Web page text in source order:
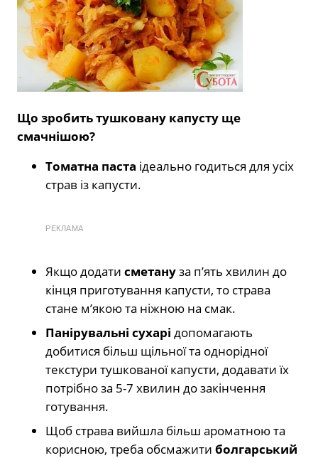
Що зробить тушковану капусту ще
смачнішою?
Томатна паста ідеально годиться для усіх
страв із капусти.
РЕКЛАМА
Якщо додати сметануза п’ять хвилин до
кінця приготування капусти, то страва
стане м’якою та ніжною на смак.
Панірувальні сухарі допомагають
добитися більш щільної та однорідної
текстури тушкованої капусти, додавати їх
потрібно за 5-7 хвилин до закінчення
готування.
Щоб страва вийшла більш ароматною та
корисною, треба обсмажити болгарський